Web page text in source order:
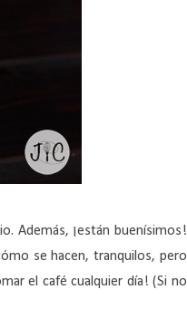
Además, ¡están buenísimos!
se hacen, tranquilos, pero
el café cualquier día! (Si no